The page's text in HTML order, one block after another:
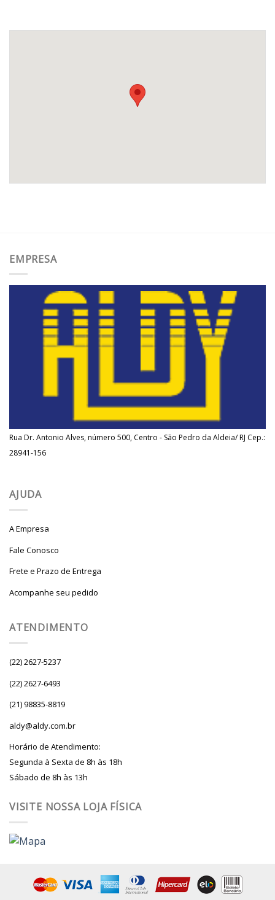
EMPRESA
Rua Dr. Antonio Alves, número 500, Centro - São Pedro da Aldeia/ RJ Cep.:
28941-156
AJUDA
A Empresa
Fale Conosco
Frete e Prazo de Entrega
Acompanhe seu pedido
ATENDIMENTO
(22) 2627-5237
(22) 2627-6493
(21) 98835-8819
aldy@aldy.com.br
Horário de Atendimento:
Segunda à Sexta de 8h às 18h
Sábado de 8h às 13h
VISITE NOSSA LOJA FÍSICA